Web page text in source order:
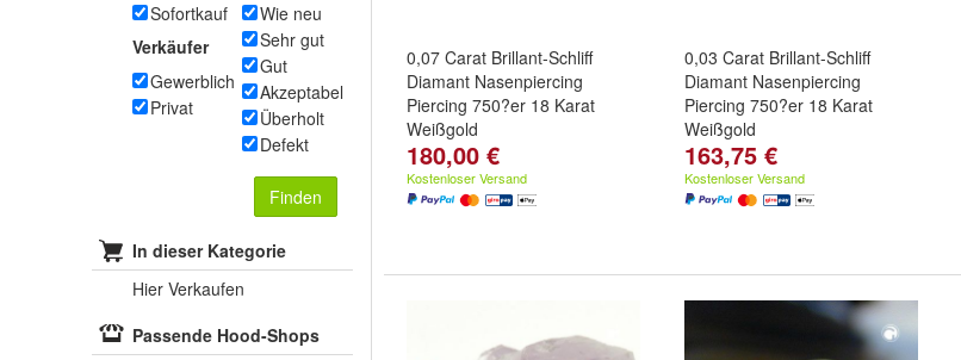
Sofortkauf
Verkäufer
Gewerblich
Privat
Wie neu
Sehr gut
Gut
Akzeptabel
Überholt
Defekt
Finden
In dieser Kategorie
Hier Verkaufen
Passende Hood-Shops
0,07 Carat Brillant-Schliff
Diamant Nasenpiercing
Piercing 750?er 18 Karat
Weißgold
180,00 €
Kostenloser Versand
0,03 Carat Brillant-Schliff
Diamant Nasenpiercing
Piercing 750?er 18 Karat
Weißgold
163,75 €
Kostenloser Versand